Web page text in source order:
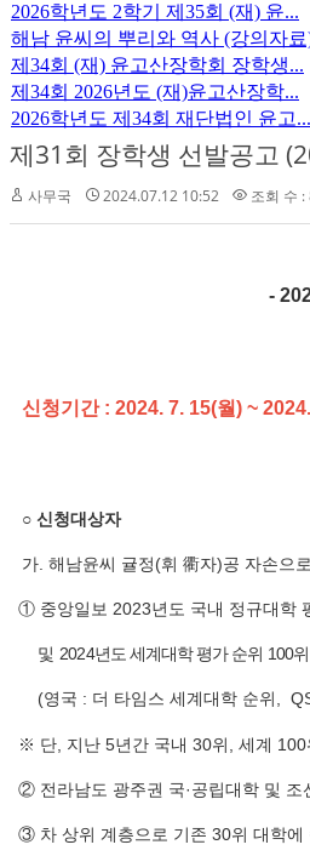
2026학년도 2학기 제35회 (재) 윤...
해남 윤씨의 뿌리와 역사 (강의자
제34회 (재) 윤고산장학회 장학생...
제34회 2026년도 (재)윤고산장학...
2026학년도 제34회 재단법인 윤고...
제31회 장학생 선발공고
사무국 2024.07.12 10:52 조회 수
- 2024학년도 2
신청기간 : 2024. 7. 15(월) ~
○ 신청대상자
가. 해남윤씨 귤정(휘 衢자)공 자손으로
① 중앙일보2023년도 국내 정규대학
및2024년도 세계대학 평가 순위 100
(영국 : 더 타임스 세계대학 순위,
※ 단, 지난5년간 국내30위,세계 100
② 전라남도 광주권 국·공립대학 및 조
③ 차 상위 계층으로 기존30위 대학에